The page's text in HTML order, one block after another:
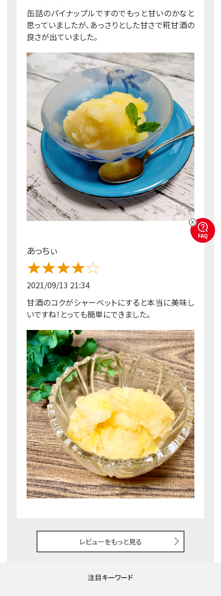
缶詰のパイナップルですのでもっと甘いのかなと
思っていましたが、あっさりとした甘さで糀甘酒の
良さが出ていました。
あっちぃ
2021/09/13 21:34
甘酒のコクがシャーベットにすると本当に美味し
いですね！とっても簡単にできました。
レビューをもっと見る
注目キーワード
FAQ